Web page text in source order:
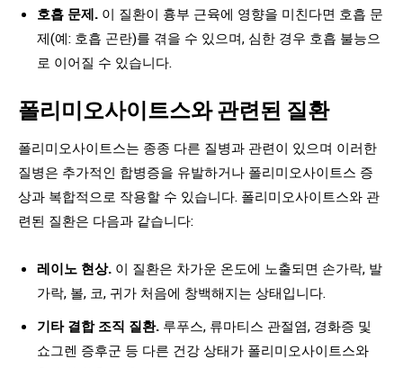
호흡 문제. 이 질환이 흉부 근육에 영향을 미친다면 호흡 문
제(예: 호흡 곤란)를 겪을 수 있으며, 심한 경우 호흡 불능으
로 이어질 수 있습니다.
폴리미오사이트스와 관련된 질환
폴리미오사이트스는 종종 다른 질병과 관련이 있으며 이러한
질병은 추가적인 합병증을 유발하거나 폴리미오사이트스 증
상과 복합적으로 작용할 수 있습니다. 폴리미오사이트스와 관
련된 질환은 다음과 같습니다:
레이노 현상. 이 질환은 차가운 온도에 노출되면 손가락, 발
가락, 볼, 코, 귀가 처음에 창백해지는 상태입니다.
기타 결합 조직 질환. 루푸스, 류마티스 관절염, 경화증 및
쇼그렌 증후군 등 다른 건강 상태가 폴리미오사이트스와